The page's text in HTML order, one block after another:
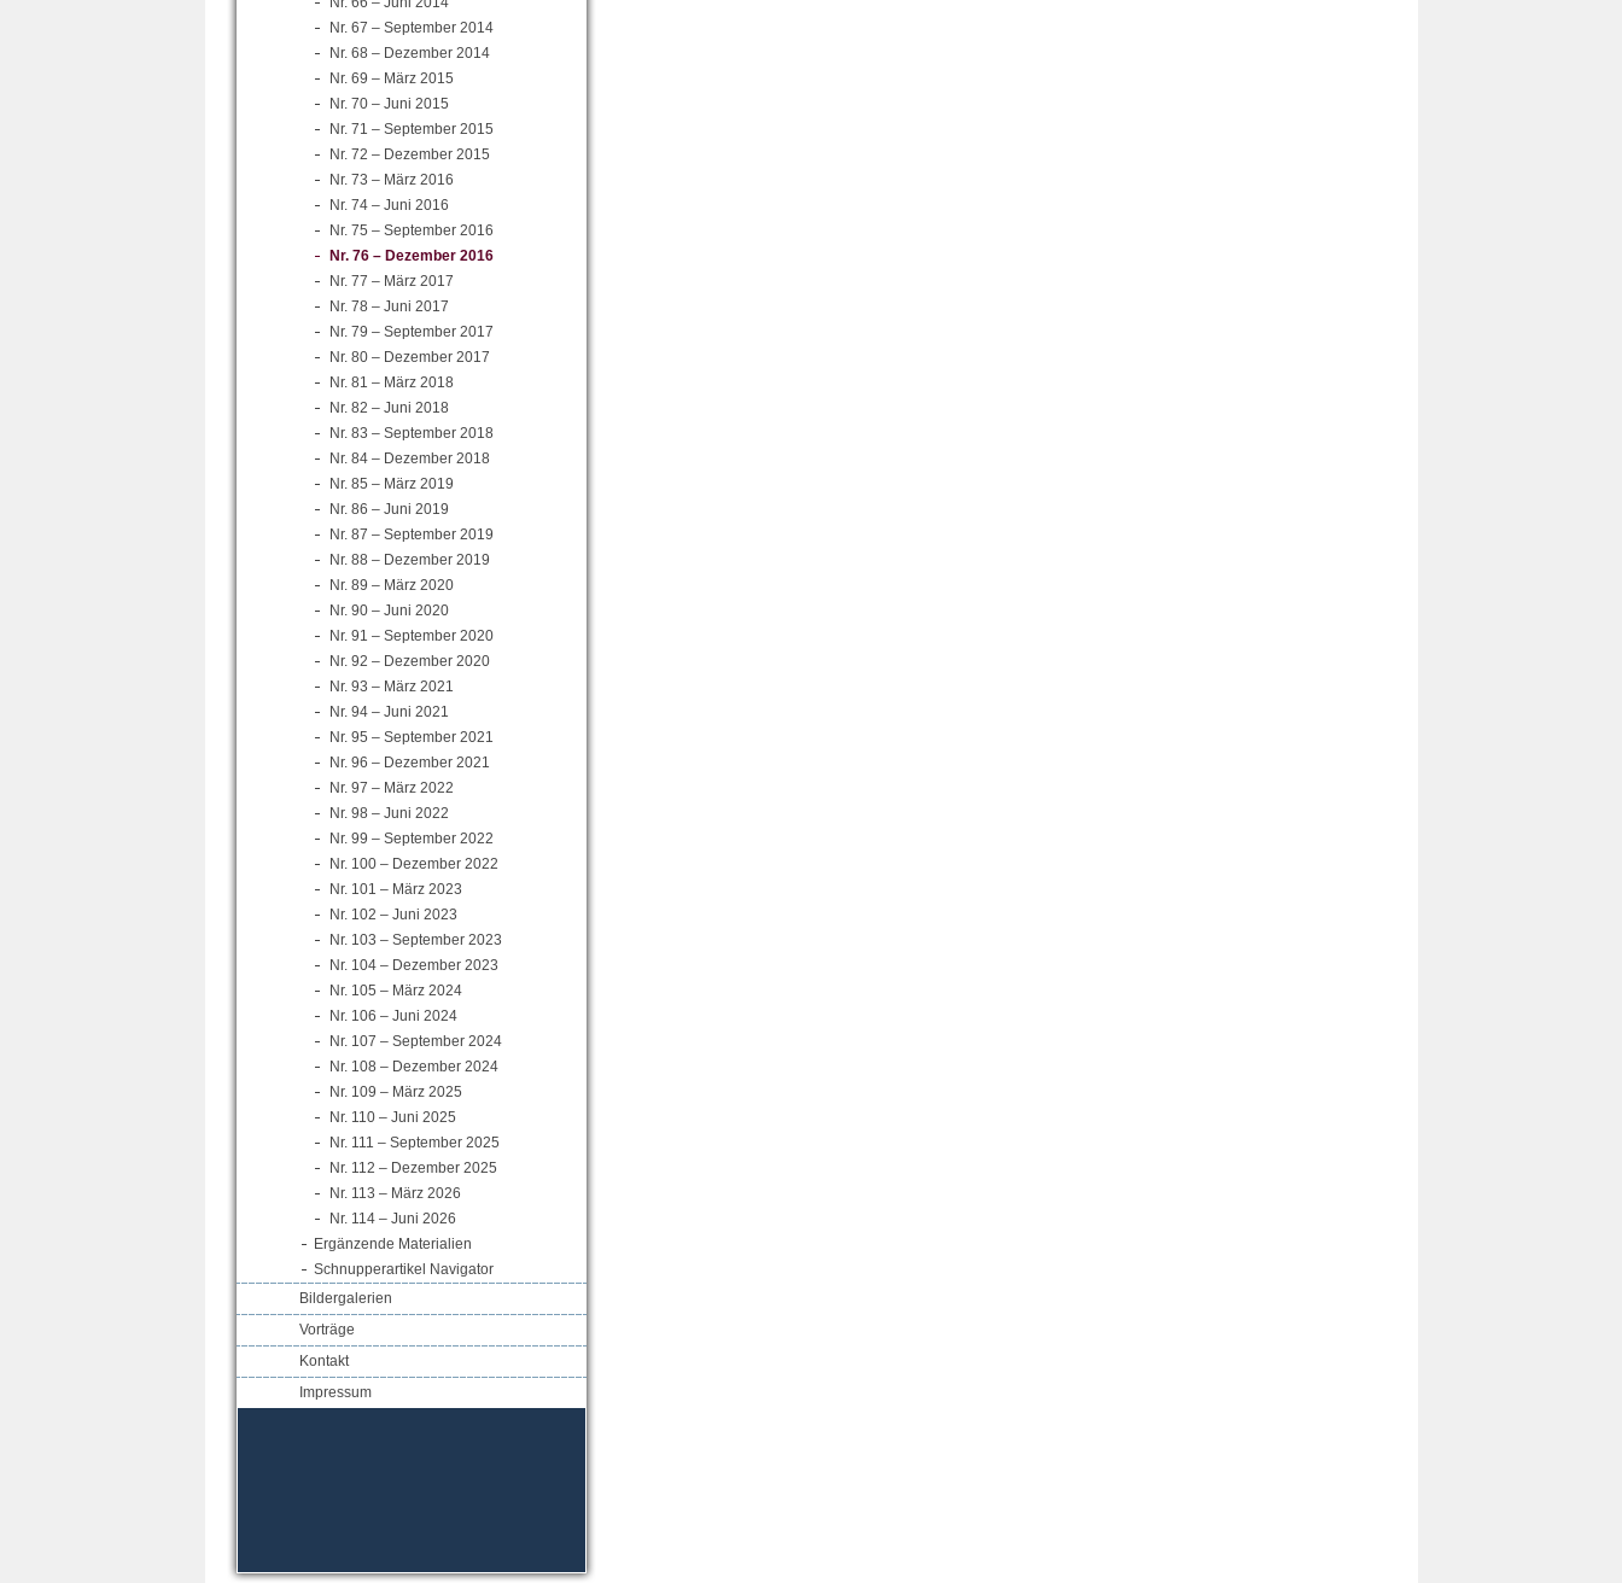
Nr. 67 – September 2014
Nr. 68 – Dezember 2014
Nr. 69 – März 2015
Nr. 70 – Juni 2015
Nr. 71 – September 2015
Nr. 72 – Dezember 2015
Nr. 73 – März 2016
Nr. 74 – Juni 2016
Nr. 75 – September 2016
Nr. 76 – Dezember 2016
Nr. 77 – März 2017
Nr. 78 – Juni 2017
Nr. 79 – September 2017
Nr. 80 – Dezember 2017
Nr. 81 – März 2018
Nr. 82 – Juni 2018
Nr. 83 – September 2018
Nr. 84 – Dezember 2018
Nr. 85 – März 2019
Nr. 86 – Juni 2019
Nr. 87 – September 2019
Nr. 88 – Dezember 2019
Nr. 89 – März 2020
Nr. 90 – Juni 2020
Nr. 91 – September 2020
Nr. 92 – Dezember 2020
Nr. 93 – März 2021
Nr. 94 – Juni 2021
Nr. 95 – September 2021
Nr. 96 – Dezember 2021
Nr. 97 – März 2022
Nr. 98 – Juni 2022
Nr. 99 – September 2022
Nr. 100 – Dezember 2022
Nr. 101 – März 2023
Nr. 102 – Juni 2023
Nr. 103 – September 2023
Nr. 104 – Dezember 2023
Nr. 105 – März 2024
Nr. 106 – Juni 2024
Nr. 107 – September 2024
Nr. 108 – Dezember 2024
Nr. 109 – März 2025
Nr. 110 – Juni 2025
Nr. 111 – September 2025
Nr. 112 – Dezember 2025
Nr. 113 – März 2026
Nr. 114 – Juni 2026
Ergänzende Materialien
Schnupperartikel Navigator
Bildergalerien
Vorträge
Kontakt
Impressum